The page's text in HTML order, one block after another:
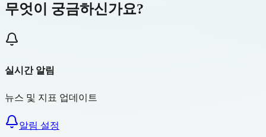
무엇이 궁금하신가요?
실시간 알림
뉴스 및 지표 업데이트
알림 설정